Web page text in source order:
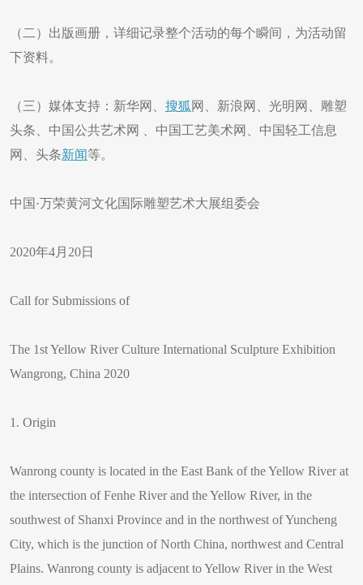
（二）出版画册，详细记录整个活动的每个瞬间，为活动留
下资料。
（三）媒体支持：新华网、 搜狐 网、新浪网、光明网、雕塑
头条、中国公共艺术网 、中国工艺美术网、中国轻工信息
网、头条新闻等。
中国·万荣黄河文化国际雕塑艺术大展组委会
2020年4月20日
Call for Submissions of
The 1st Yellow River Culture International Sculpture Exhibition
Wangrong, China 2020
1. Origin
Wanrong county is located in the East Bank of the Yellow River at
the intersection of Fenhe River and the Yellow River, in the
southwest of Shanxi Province and in the northwest of Yuncheng
City, which is the junction of North China, northwest and Central
Plains. Wanrong county is adjacent to Yellow River in the West